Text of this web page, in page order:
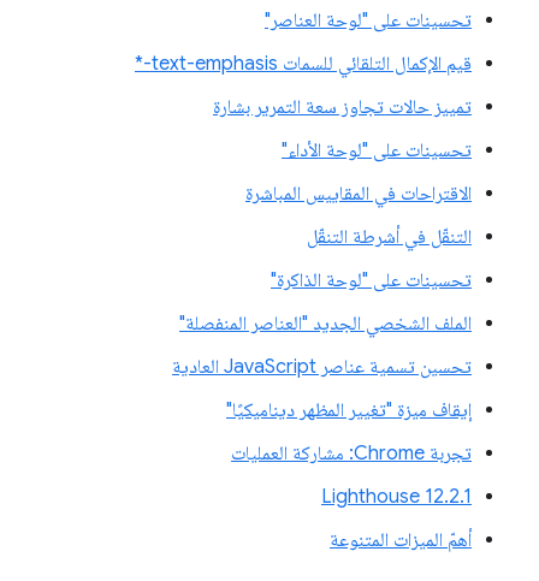
تحسينات على "لوحة العناصر"
قيم الإكمال التلقائي للسمات text-emphasis-*
تمييز حالات تجاوز سعة التمرير بشارة
تحسينات على "لوحة الأداء"
الاقتراحات في المقاييس المباشرة
التنقّل في أشرطة التنقّل
تحسينات على "لوحة الذاكرة"
الملف الشخصي الجديد "العناصر المنفصلة"
تحسين تسمية عناصر JavaScript العادية
إيقاف ميزة "تغيير المظهر ديناميكيًا"
تجربة Chrome: مشاركة العمليات
‫Lighthouse 12.2.1
أهمّ الميزات المتنوعة